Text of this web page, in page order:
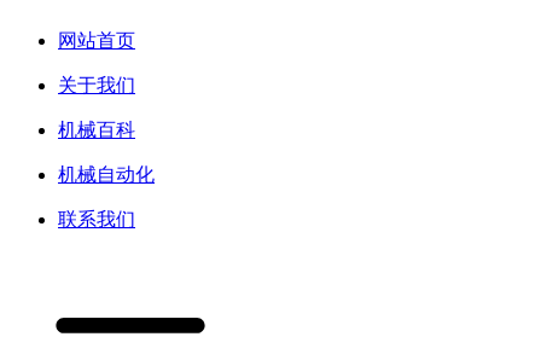
网站首页
关于我们
机械百科
机械自动化
联系我们